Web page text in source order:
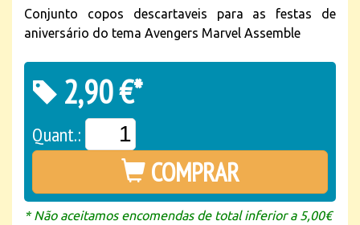
Conjunto copos descartaveis para as festas de
aniversário do tema Avengers Marvel Assemble
2,90 €*
Quant.:
COMPRAR
* Não aceitamos encomendas de total inferior a 5,00€